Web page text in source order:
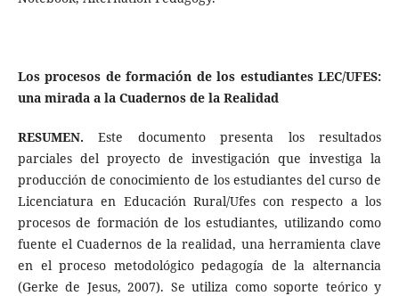
Los procesos de formación de los estudiantes LEC/UFES:
una mirada a la Cuadernos de la Realidad
RESUMEN.Este documento presenta los resultados
parciales del proyecto de investigación que investiga la
producción de conocimiento de los estudiantes del curso de
Licenciatura en Educación Rural/Ufes con respecto a los
procesos de formación de los estudiantes, utilizando como
fuente el Cuadernos de la realidad, una herramienta clave
en el proceso metodológico pedagogía de la alternancia
(Gerke de Jesus, 2007). Se utiliza como soporte teórico y